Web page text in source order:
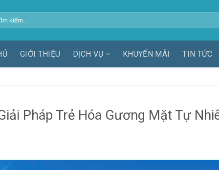
GIỚI THIỆU DỊCH VỤ KHUYẾN MÃI TIN TỨC
Pháp Trẻ Hóa Gương Mặt Tự